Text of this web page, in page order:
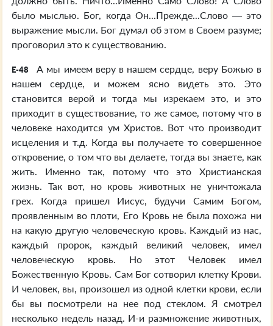
было мыслью. Бог, когда Он...Прежде...Слово — это
выражение мысли. Бог думал об этом в Своем разуме;
проговорил это к существованию.
E-48
А мы имеем веру в нашем сердце, веру Божью в
нашем сердце, и можем ясно видеть это. Это
становится верой и тогда мы изрекаем это, и это
приходит в существование, то же самое, потому что в
человеке находится ум Христов. Вот что производит
исцеления и т.д. Когда вы получаете то совершенное
откровение, о том что вы делаете, тогда вы знаете, как
жить. Именно так, потому что это Христианская
жизнь. Так вот, но кровь животных не уничтожала
грех. Когда пришел Иисус, будучи Самим Богом,
проявленным во плоти, Его Кровь не была похожа ни
на какую другую человеческую кровь. Каждый из нас,
каждый пророк, каждый великий человек, имел
человеческую кровь. Но этот Человек имел
Божественную Кровь. Сам Бог сотворил клетку Крови.
И человек, вы, произошел из одной клетки крови, если
бы вы посмотрели на нее под стеклом. Я смотрел
несколько недель назад. И-и размножение животных,